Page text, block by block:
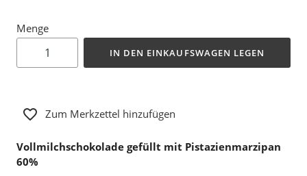
Menge
IN DEN EINKAUFSWAGEN LEGEN
Zum Merkzettel hinzufügen
Vollmilchschokolade gefüllt mit Pistazienmarzipan
60%